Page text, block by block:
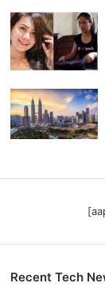
Recent Tech